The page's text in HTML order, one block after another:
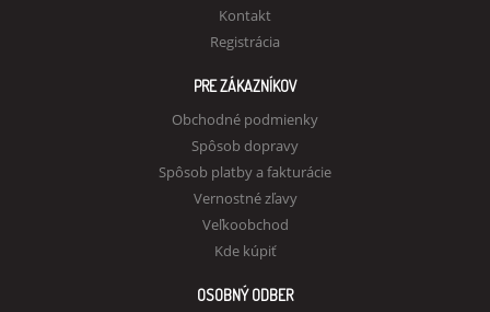
Kontakt
Registrácia
PRE ZÁKAZNÍKOV
Obchodné podmienky
Spôsob dopravy
Spôsob platby a fakturácie
Vernostné zľavy
Veľkoobchod
Kde kúpiť
OSOBNÝ ODBER